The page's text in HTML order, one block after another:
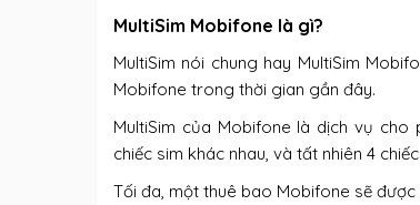
MultiSim Mobifone là gì?
MultiSim nói chung hay MultiSim
Mobifone trong thời gian gần đây.
MultiSim của Mobifone là dịch vụ
chiếc sim khác nhau, và tất nhiên 4
Tối đa, một thuê bao Mobifone sẽ